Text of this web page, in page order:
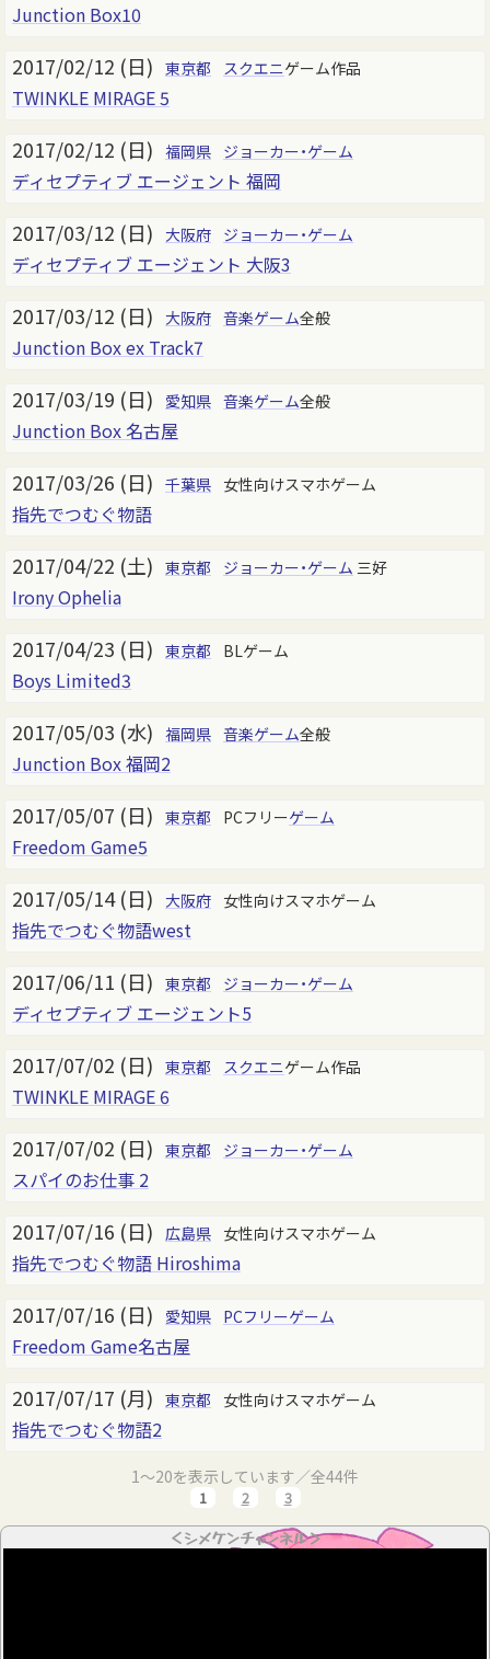
Junction Box10
2017/02/12 (日) 東京都 スクエニゲーム作品
TWINKLE MIRAGE 5
2017/02/12 (日) 福岡県 ジョーカー・ゲーム
ディセプティブ エージェント 福岡
2017/03/12 (日) 大阪府 ジョーカー・ゲーム
ディセプティブ エージェント 大阪3
2017/03/12 (日) 大阪府 音楽ゲーム全般
Junction Box ex Track7
2017/03/19 (日) 愛知県 音楽ゲーム全般
Junction Box 名古屋
2017/03/26 (日) 千葉県 女性向けスマホゲーム
指先でつむぐ物語
2017/04/22 (土) 東京都 ジョーカー・ゲーム 三好
Irony Ophelia
2017/04/23 (日) 東京都 BLゲーム
Boys Limited3
2017/05/03 (水) 福岡県 音楽ゲーム全般
Junction Box 福岡2
2017/05/07 (日) 東京都 PCフリーゲーム
Freedom Game5
2017/05/14 (日) 大阪府 女性向けスマホゲーム
指先でつむぐ物語west
2017/06/11 (日) 東京都 ジョーカー・ゲーム
ディセプティブ エージェント5
2017/07/02 (日) 東京都 スクエニゲーム作品
TWINKLE MIRAGE 6
2017/07/02 (日) 東京都 ジョーカー・ゲーム
スパイのお仕事 2
2017/07/16 (日) 広島県 女性向けスマホゲーム
指先でつむぐ物語 Hiroshima
2017/07/16 (日) 愛知県 PCフリーゲーム
Freedom Game名古屋
2017/07/17 (月) 東京都 女性向けスマホゲーム
指先でつむぐ物語2
1～20を表示しています／全44件
1 2 3
＜シメケンチャンネル＞